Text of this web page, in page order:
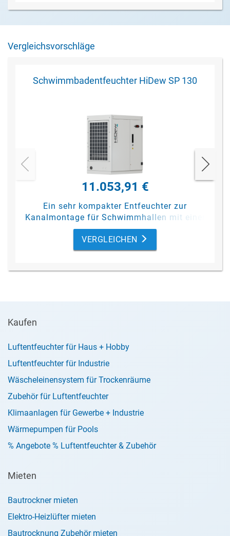
Vergleichsvorschläge
Schwimmbadentfeuchter HiDew SP 130
11.053,91 €
Ein sehr kompakter Entfeuchter zur
Kanalmontage für Schwimmhallen mit einer
Beckengröße bis max. 40 m² (ohne
Abdeckung).
VERGLEICHEN
Kaufen
Luftentfeuchter für Haus + Hobby
Luftentfeuchter für Industrie
Wäscheleinensystem für Trockenräume
Zubehör für Luftentfeuchter
Klimaanlagen für Gewerbe + Industrie
Wärmepumpen für Pools
% Angebote % Luftentfeuchter & Zubehör
Mieten
Bautrockner mieten
Elektro-Heizlüfter mieten
Bautrocknung Zubehör mieten